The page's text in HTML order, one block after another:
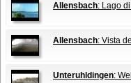
Allensbach: Lago
Allensbach: Vista
Unteruhldingen: